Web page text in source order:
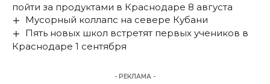
пойти за продуктами в Краснодаре 8 августа
Мусорный коллапс на севере Кубани
Пять новых школ встретят первых учеников в
Краснодаре 1 сентября
- РЕКЛАМА -